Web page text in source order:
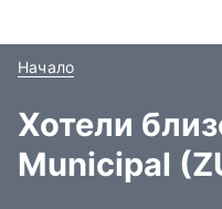
Начало
Хотели
Municipal